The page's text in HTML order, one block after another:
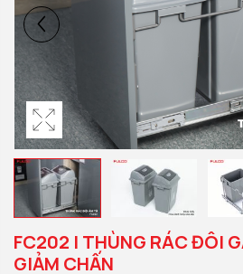
FC202 | THÙNG RÁC ĐÔI
GIẢM CHẤN